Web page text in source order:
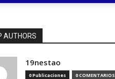
AUTHORS
19nestao
0 Publicaciones 0 COMENTARIOS